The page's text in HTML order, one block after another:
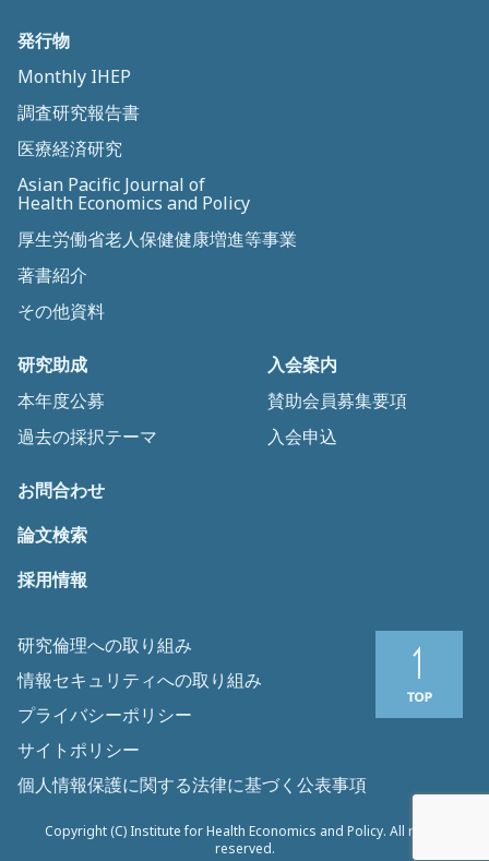
発行物
Monthly IHEP
調査研究報告書
医療経済研究
Asian Pacific Journal of
Health Economics and Policy
厚生労働省老人保健健康増進等事業
著書紹介
その他資料
研究助成
本年度公募
過去の採択テーマ
入会案内
賛助会員募集要項
入会申込
お問合わせ
論文検索
採用情報
研究倫理への取り組み
情報セキュリティへの取り組み
プライバシーポリシー
サイトポリシー
個人情報保護に関する法律に基づく公表事項
Copyright (C) Institute for Health Economics and Policy. All rights
reserved.